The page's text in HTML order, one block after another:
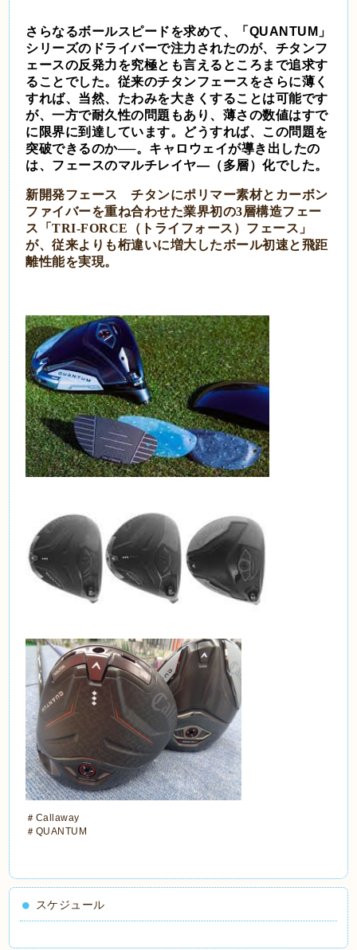
さらなるボールスピードを求めて、「QUANTUM」
シリーズのドライバーで注力されたのが、チタンフ
ェースの反発力を究極とも言えるところまで追求す
ることでした。従来のチタンフェースをさらに薄く
すれば、当然、たわみを大きくすることは可能です
が、一方で耐久性の問題もあり、薄さの数値はすで
に限界に到達しています。どうすれば、この問題を
突破できるのか──。キャロウェイが導き出したの
は、フェースのマルチレイヤ―（多層）化でした。
新開発フェースチタンにポリマー素材とカーボン
ファイバーを重ね合わせた業界初の3層構造フェー
ス「TRI-FORCE（トライフォース）フェース」
が、従来よりも桁違いに増大したボール初速と飛距
離性能を実現。
＃Callaway
＃QUANTUM
スケジュール